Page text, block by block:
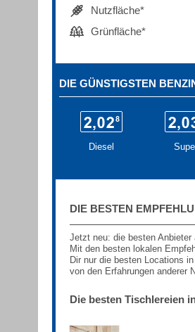
Nutzfläche*
Grünfläche*
DIE GÜNSTIGSTEN
Diesel
DIE BESTEN
Jetzt neu: die besten Anbieter
Mit den besten lokalen
Dir nur die besten Locations
von den Erfahrungen anderer
Die besten Tischlereien